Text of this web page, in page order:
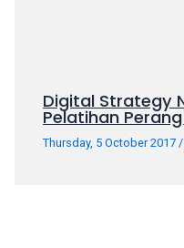
Digital Strategy
Pelatihan
Thursday, 5 October 2017